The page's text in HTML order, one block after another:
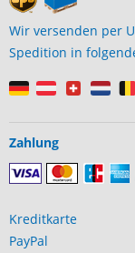
Wir versenden per
Spedition in
Zahlung
Kreditkarte
PayPal